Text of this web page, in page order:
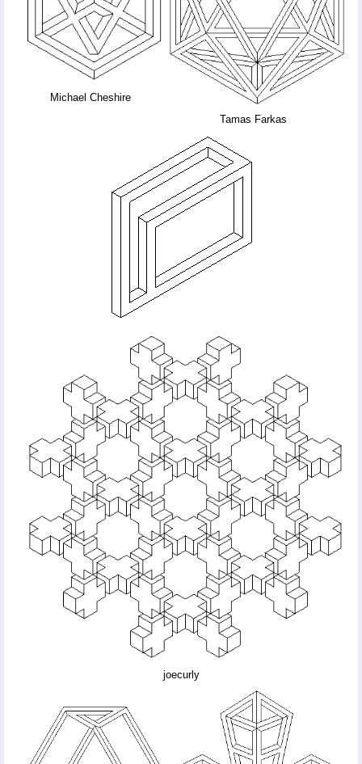
Michael Cheshire
Tamas Farkas
joecurly